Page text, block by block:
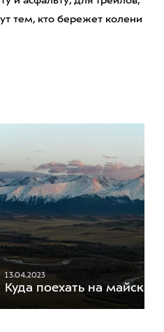
тем, кто бережет колени
13.04.2023
Куда поехать на майские